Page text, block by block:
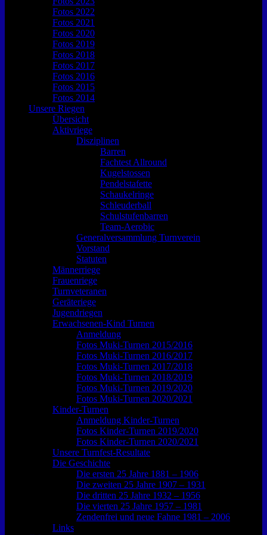
Fotos 2022
Fotos 2021
Fotos 2020
Fotos 2019
Fotos 2018
Fotos 2017
Fotos 2016
Fotos 2015
Fotos 2014
Unsere Riegen
Übersicht
Aktivriege
Disziplinen
Barren
Fachtest Allround
Kugelstossen
Pendelstafette
Schaukelringe
Schleuderball
Schulstufenbarren
Team-Aerobic
Generalversammlung Turnverein
Vorstand
Statuten
Männerriege
Frauenriege
Turnveteranen
Geräteriege
Jugendriegen
Erwachsenen-Kind Turnen
Anmeldung
Fotos Muki-Turnen 2015/2016
Fotos Muki-Turnen 2016/2017
Fotos Muki-Turnen 2017/2018
Fotos Muki-Turnen 2018/2019
Fotos Muki-Turnen 2019/2020
Fotos Muki-Turnen 2020/2021
Kinder-Turnen
Anmeldung Kinder-Turnen
Fotos Kinder-Turnen 2019/2020
Fotos Kinder-Turnen 2020/2021
Unsere Turnfest-Resultate
Die Geschichte
Die ersten 25 Jahre 1881 – 1906
Die zweiten 25 Jahre 1907 – 1931
Die dritten 25 Jahre 1932 – 1956
Die vierten 25 Jahre 1957 – 1981
Zendenfrei und neue Fahne 1981 – 2006
Links